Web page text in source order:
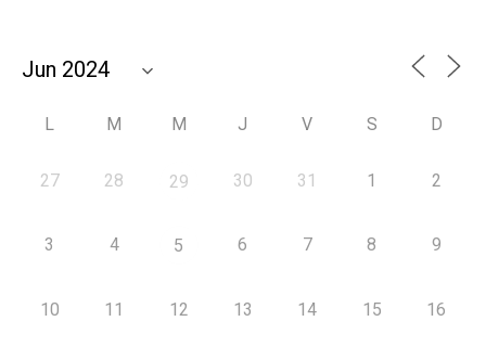
L M M J V S D
27 28 29 30 31 1 2
3 4 5 6 7 8 9
10 11 12 13 14 15 16